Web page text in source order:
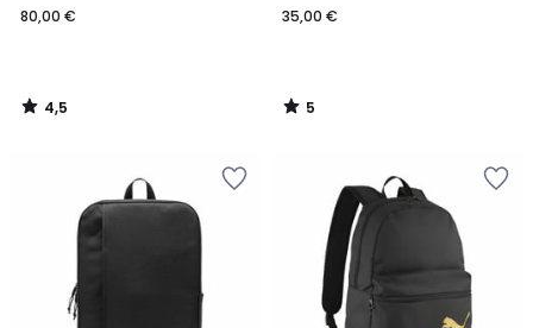
80,00 €
4,5
/
35,00 €
5
/